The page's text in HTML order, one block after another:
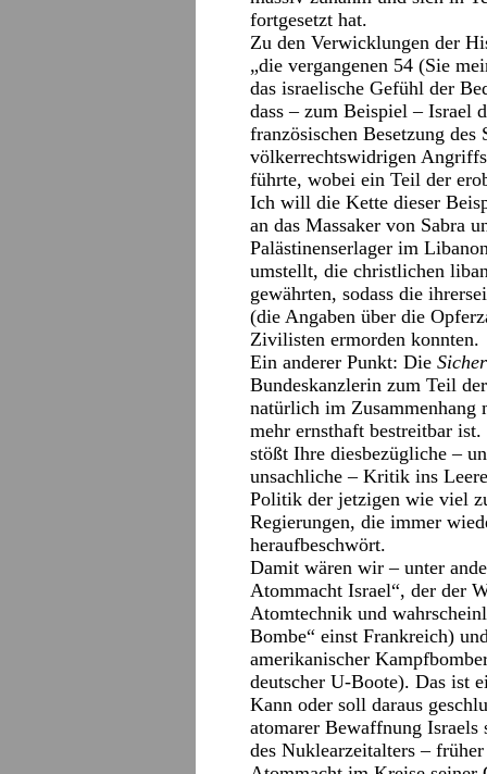
fortgesetzt hat.
Zu den Verwicklungen der
„die vergangenen 54 (Sie
das israelische Gefühl der
dass – zum Beispiel – Israel
französischen Besetzung
völkerrechtswidrigen
führte, wobei ein Teil der
Ich will die Kette dieser
an das Massaker von Sabra
Palästinenserlager im
umstellt, die christlichen
gewährten, sodass die
(die Angaben über die
Zivilisten ermorden konnten.
Ein anderer Punkt: Die
Bundeskanzlerin zum Teil
natürlich im Zusammenhang
mehr ernsthaft bestreitbar
stößt Ihre diesbezügliche –
unsachliche – Kritik ins
Politik der jetzigen wie viel
Regierungen, die immer
heraufbeschwört.
Damit wären wir – unter
Atommacht Israel“, der der
Atomtechnik und
Bombe“ einst Frankreich)
amerikanischer
deutscher U-Boote). Das ist
Kann oder soll daraus
atomarer Bewaffnung
des Nuklearzeitalters –